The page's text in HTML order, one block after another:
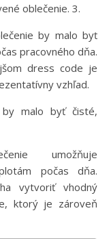
oblečenie. 3.
by malo byť
pracovného dňa.
dress code je
vzhľad.
by malo byť čisté,
umožňuje
počas dňa.
vytvoriť vhodný
ktorý je zároveň